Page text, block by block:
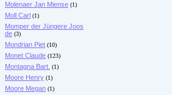
Molenaer Jan Miense (1)
Moll Carl (1)
Momper der Jüngere Joos
de (3)
Mondrian Piet (10)
Monet Claude (123)
Montagna Bart. (1)
Moore Henry (1)
Moore Megan (1)